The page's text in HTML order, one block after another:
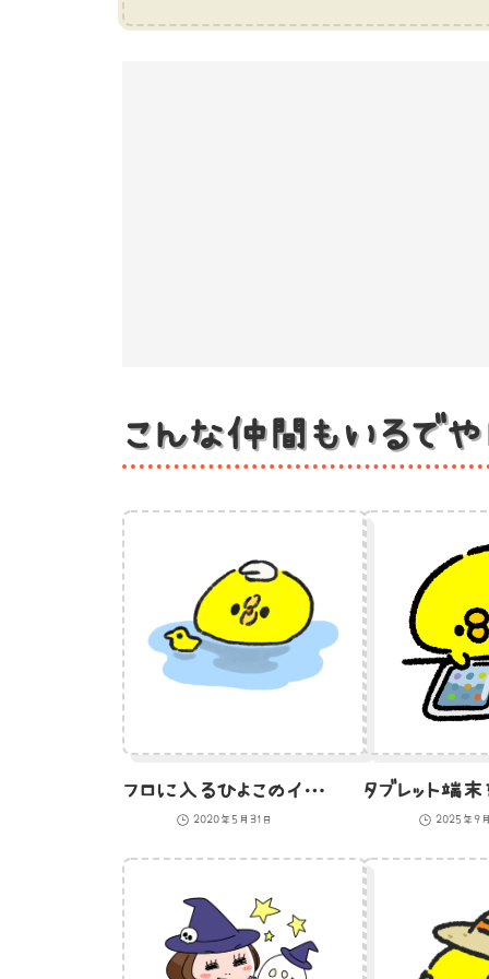
こんな仲間もいるで
フロに入るひよこのイラスト
2020年5月31日 2025年9